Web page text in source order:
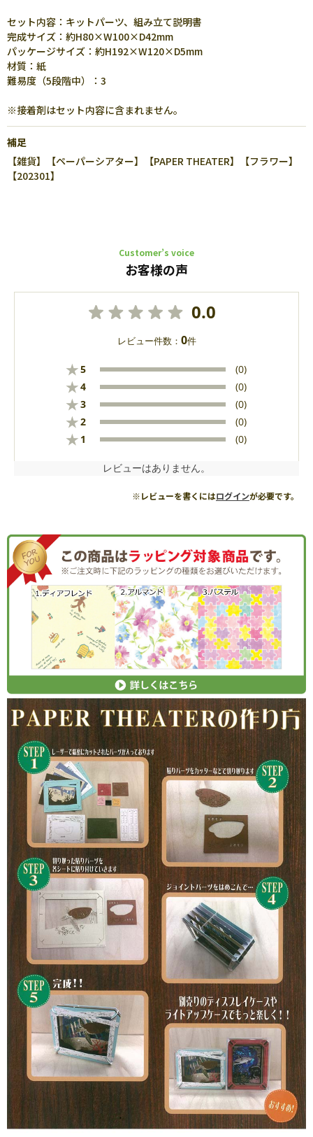
セット内容：キットパーツ、組み立て説明書
完成サイズ：約H80×W100×D42mm
パッケージサイズ：約H192×W120×D5mm
材質：紙
難易度（5段階中）：3
※接着剤はセット内容に含まれません。
補足
【雑貨】【ペーパーシアター】【PAPER THEATER】【フラワー】
【202301】
Customer’s voice
お客様の声
0.0
レビュー件数： 0件
★5 (0)
★4 (0)
★3 (0)
★2 (0)
★ 1 (0)
レビューはありません。
※レビューを書くにはログインが必要です。